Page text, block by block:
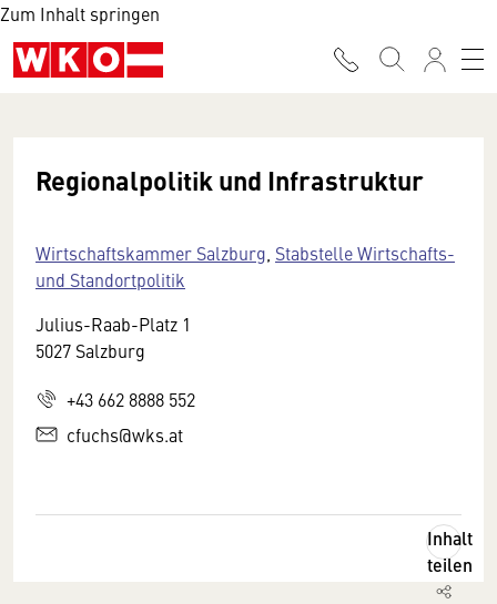
Zum Inhalt springen
Regionalpolitik und Infrastruktur
Wirtschaftskammer Salzburg Stabstelle Wirtschafts-
und Standortpolitik
Julius-Raab-Platz 1
5027 Salzburg
+43 662 8888 552
cfuchs@wks.at
Inhalt
teilen